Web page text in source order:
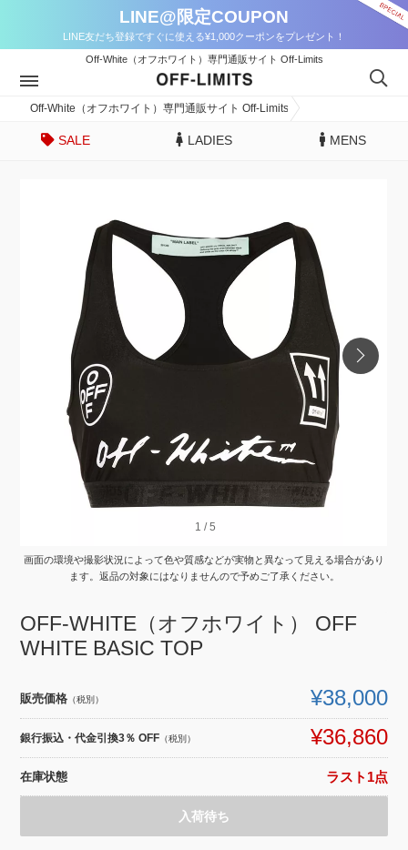
LINE@限定COUPON
LINE友だち登録ですぐに使える¥1,000クーポンをプレゼント！
Off-White（オフホワイト）専門通販サイト Off-Limits
Off-White（オフホワイト）専門通販サイト Off-Limits
SALE LADIES MENS
1 /5
1 /5
画面の環境や撮影状況によって色や質感などが実物と異なって見える場合があり
ます。返品の対象にはなりませんので予めご了承ください。
OFF-WHITE（オフホワイト） OFF
WHITE BASIC TOP
販売価格 （税別） ¥38,000
銀行振込・代金引換3％ OFF （税別） ¥36,860
在庫状態 ラスト1点
入荷待ち